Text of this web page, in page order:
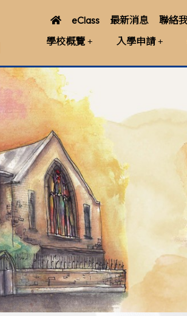
eClass 最新消息 聯絡
學校概覽
入學申請